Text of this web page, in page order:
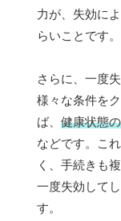
力が、失効に
らいことです。
さらに、一度
様々な条件を
ば、 健康状態
などです。こ
く、手続きも
一度失効して
す。